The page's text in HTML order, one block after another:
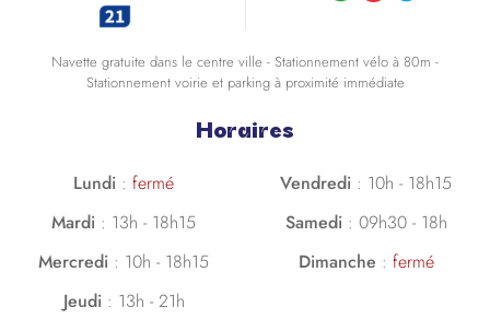
Navette gratuite dans le centre ville - Stationnement vélo à 80m -
Stationnement voirie et parking à proximité immédiate
Horaires
Lundi : fermé
Mardi : 13h - 18h15
Mercredi : 10h - 18h15
Jeudi: 13h - 21h
Vendredi : 10h - 18h15
Samedi: 09h30 - 18h
Dimanche : fermé